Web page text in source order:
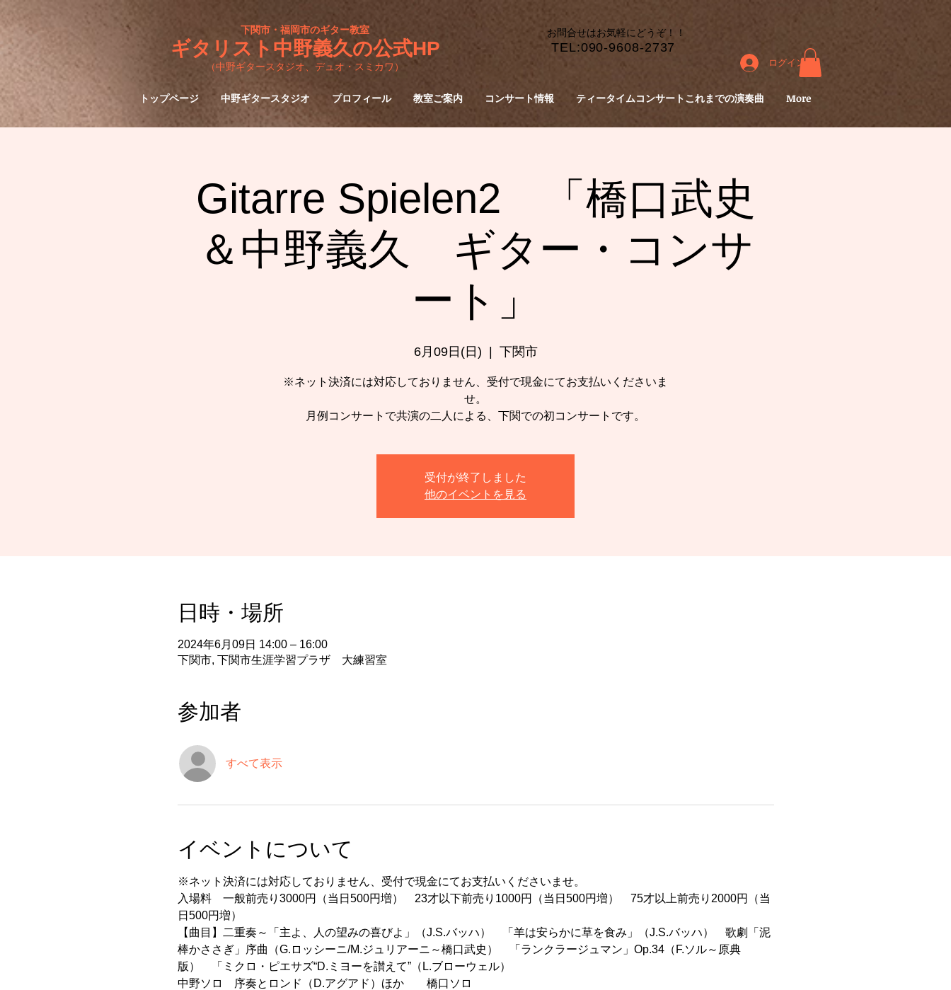
下関市・福岡市のギター教室
ギタリスト中野義久の公式HP
（中野ギタースタジオ、デュオ・スミカワ）
​TEL:090-9608-2737
​お問合せはお気軽にどうぞ！！
トップページ 中野ギタースタジオ プロフィール 教室ご案内 コンサート情報 ティータイムコンサートこれまでの演奏曲 More
ログイン
Gitarre Spielen2 「橋口武史
＆中野義久 ギター・コンサ
ート」
6月09日(日)
  |
下関市
※ネット決済には対応しておりません、受付で現金にてお支払いくださいま
せ。
月例コンサートで共演の二人による、下関での初コンサートです。
受付が終了しました
他のイベントを見る
日時・場所
2024年6月09日 14:00 – 16:00
下関市, 下関市生涯学習プラザ 大練習室
参加者
すべて表示
イベントについて
※ネット決済には対応しておりません、受付で現金にてお支払いくださいませ。
入場料　一般前売り3000円（当日500円増）　23才以下前売り1000円（当日500円増）　75才以上前売り2000円（当
日500円増）
【曲目】二重奏～「主よ、人の望みの喜びよ」（J.S.バッハ）　「羊は安らかに草を食み」（J.S.バッハ）　歌劇「泥
棒かささぎ」序曲（G.ロッシーニ/M.ジュリアーニ～橋口武史）　「ランクラージュマン」Op.34（F.ソル～原典
版）　「ミクロ・ピエサズ“D.ミヨーを讃えて”（L.ブローウェル）
中野ソロ　序奏とロンド（D.アグアド）ほか　　橋口ソロ